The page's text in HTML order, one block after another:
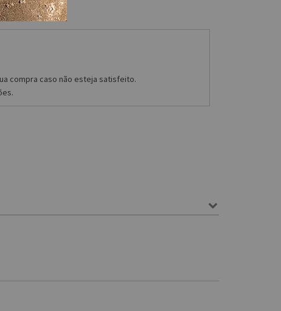
compra caso não esteja satisfeito.